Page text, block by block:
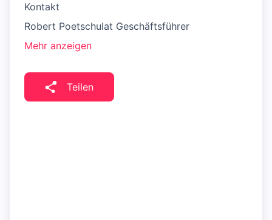
Kontakt
Robert Poetschulat Geschäftsführer
Mehr anzeigen
Teilen